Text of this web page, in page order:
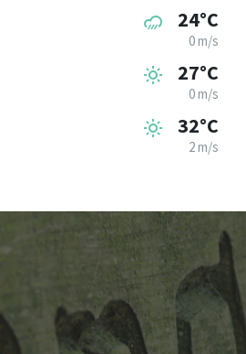
24°C
0 m/s
27°C
0 m/s
32°C
2 m/s